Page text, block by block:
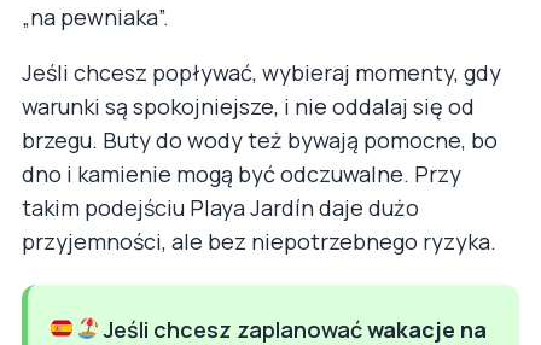
„na pewniaka”.
Jeśli chcesz popływać, wybieraj momenty, gdy
warunki są spokojniejsze, i nie oddalaj się od
brzegu. Buty do wody też bywają pomocne, bo
dno i kamienie mogą być odczuwalne. Przy
takim podejściu Playa Jardín daje dużo
przyjemności, ale bez niepotrzebnego ryzyka.
Jeśli chcesz zaplanowaćwakacje na